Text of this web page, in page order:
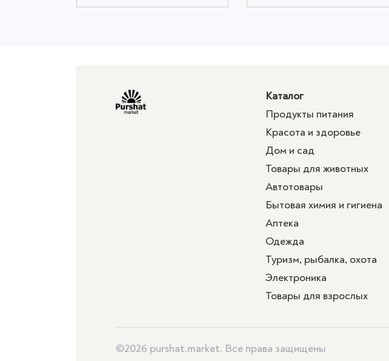
Каталог
Продукты питания
Красота и здоровье
Дом и сад
Товары для животных
Автотовары
Бытовая химия и гигиена
Аптека
Одежда
Туризм, рыбалка, охота
Электроника
Товары для взрослых
©2026 purshat.market. Все права защищены